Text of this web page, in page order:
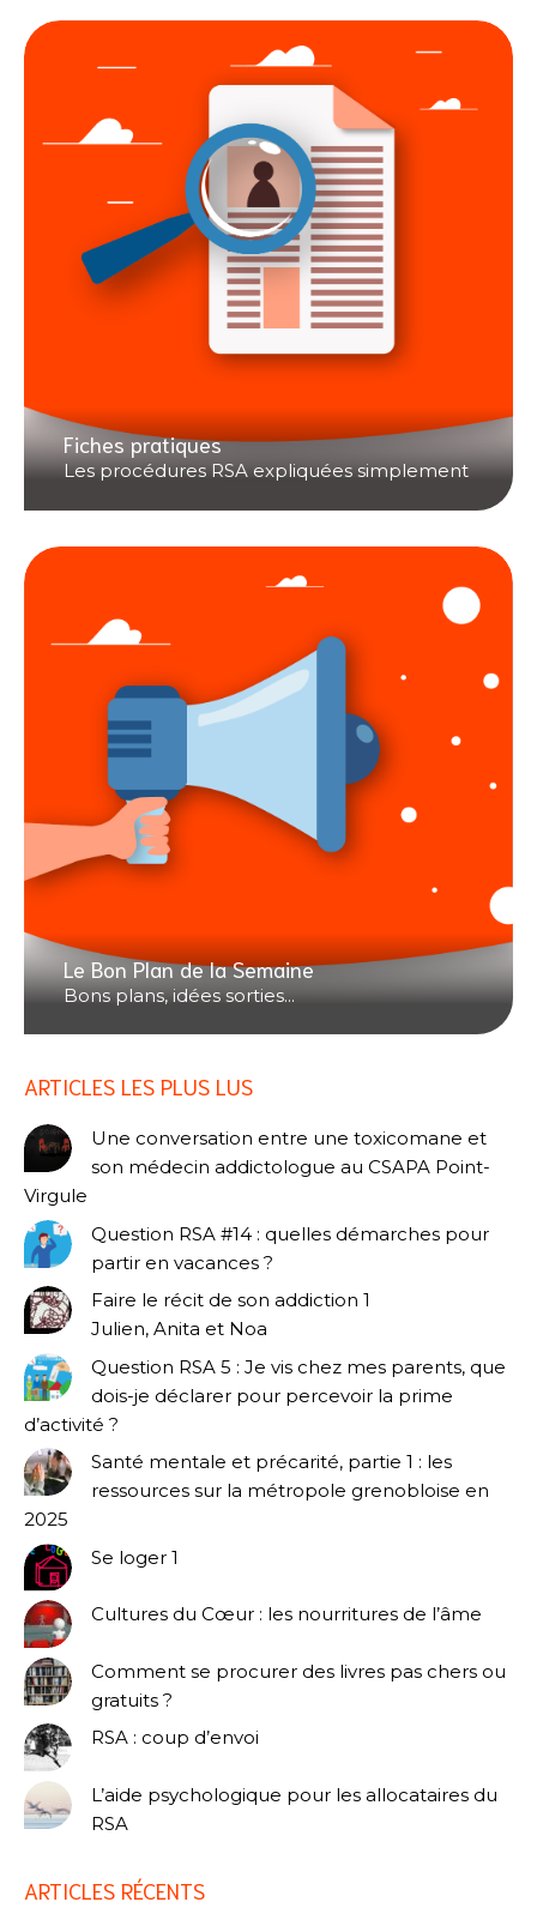
Fiches pratiques
Les procédures RSA expliquées simplement
Le Bon Plan de la Semaine
Bons plans, idées sorties...
ARTICLES LES PLUS LUS
Une conversation entre une toxicomane et
son médecin addictologue au CSAPA Point-
Virgule
Question RSA #14 : quelles démarches pour
partir en vacances ?
Faire le récit de son addiction 1
Julien, Anita et Noa
Question RSA 5 : Je vis chez mes parents, que
dois-je déclarer pour percevoir la prime
d’activité ?
Santé mentale et précarité, partie 1 : les
ressources sur la métropole grenobloise en
2025
Se loger 1
Cultures du Cœur : les nourritures de l’âme
Comment se procurer des livres pas chers ou
gratuits ?
RSA : coup d’envoi
L’aide psychologique pour les allocataires du
RSA
ARTICLES RÉCENTS